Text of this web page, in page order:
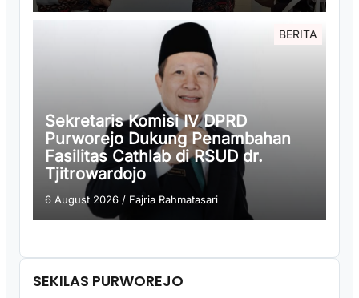
BERITA
Sekretaris Komisi IV DPRD
Purworejo Dukung Penambahan
Fasilitas Cathlab di RSUD dr.
Tjitrowardojo
6 August 2026 / Fajria Rahmatasari
SEKILAS PURWOREJO